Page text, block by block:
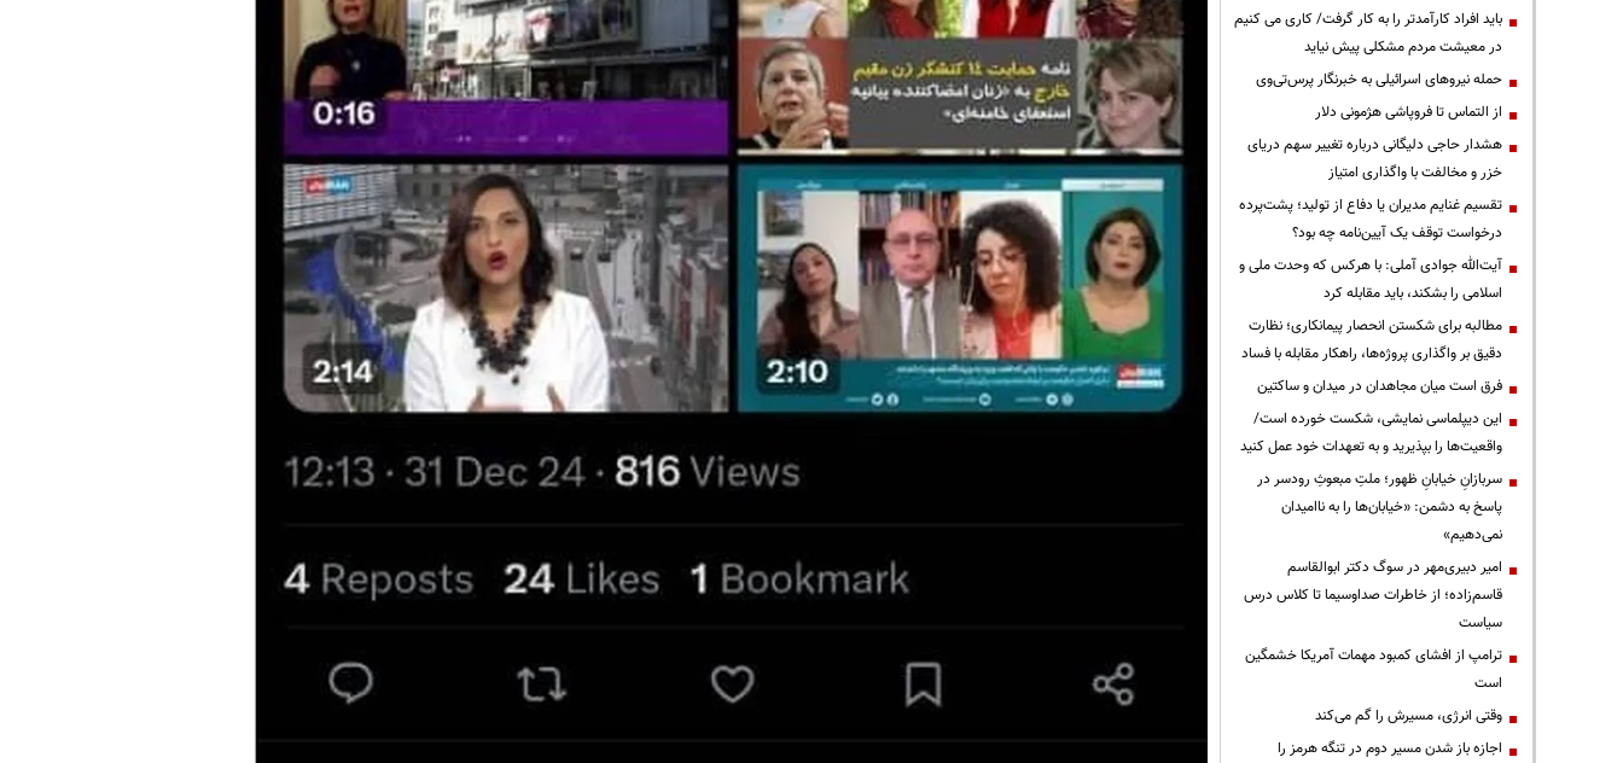
باید افراد کارآمدتر را به کار گرفت/ کاری می کنیم
در معیشت مردم مشکلی پیش نیاید
حمله نیروهای اسرائیلی به خبرنگار پرس‌تی‌وی
از التماس تا فروپاشی هژمونی دلار
هشدار حاجی دلیگانی درباره تغییر سهم دریای
خزر و مخالفت با واگذاری امتیاز
تقسیم غنایم مدیران یا دفاع از تولید؛ پشت‌پرده
درخواست توقف یک آیین‌نامه چه بود؟
آیت‌الله جوادی آملی: با هرکس که وحدت ملی و
اسلامی را بشکند، باید مقابله کرد
مطالبه برای شکستن انحصار پیمانکاری؛ نظارت
دقیق بر واگذاری پروژه‌ها، راهکار مقابله با فساد
فرق است میان مجاهدان در میدان و ساکتین
این دیپلماسی نمایشی، شکست خورده است/
واقعیت‌ها را بپذیرید و به تعهدات خود عمل کنید
سربازانِ خیابانِ ظهور؛ ملتِ مبعوثِ رودسر در
پاسخ به دشمن: «خیابان‌ها را به ناامیدان
نمی‌دهیم»
امیر دبیری‌مهر در سوگ دکتر ابوالقاسم
قاسم‌زاده؛ از خاطرات صداوسیما تا کلاس درس
سیاست
ترامپ از افشای کمبود مهمات آمریکا خشمگین
است
وقتی انرژی، مسیرش را گم می‌کند
اجازه باز شدن مسیر دوم در تنگه هرمز را